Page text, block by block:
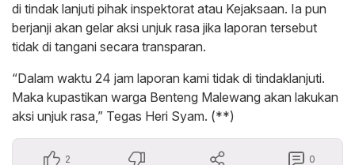
di tindak lanjuti pihak inspektorat atau Kejaksaan. Ia pun
berjanji akan gelar aksi unjuk rasa jika laporan tersebut
tidak di tangani secara transparan.
“Dalam waktu 24 jam laporan kami tidak di tindaklanjuti.
Maka kupastikan warga Benteng Malewang akan lakukan
aksi unjuk rasa,” Tegas Heri Syam. (**)
2 0